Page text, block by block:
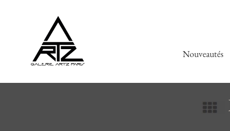
Nouveautés